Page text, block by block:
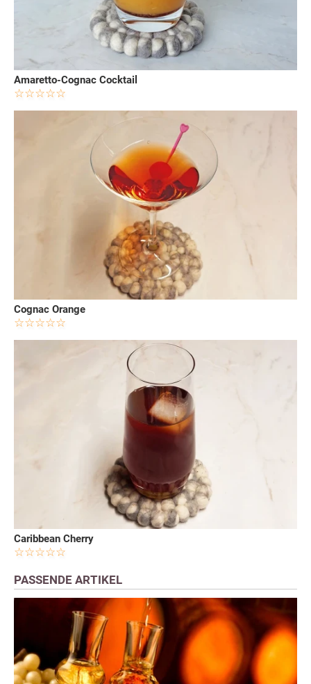
Amaretto-Cognac Cocktail
Cognac Orange
Caribbean Cherry
PASSENDE ARTIKEL